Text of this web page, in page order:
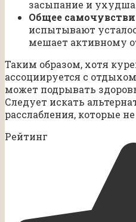
засыпание и
Общее
испытывают
мешает активному
Таким образом, хотя
ассоциируется с
может подрывать
Следует искать
расслабления, которые
Рейтинг